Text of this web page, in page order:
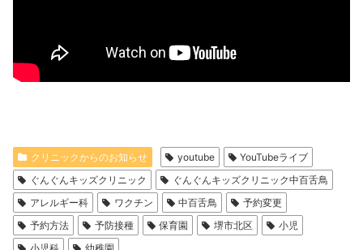
クリニックからのお知らせ youtube
YouTubeライブ
ぐんぐんキッズクリニック
ぐんぐんキッズクリニック中百舌鳥
アレルギー科
ワクチン 中百舌鳥
予約変更
予約方法
予防接種 保育園 堺市北区
小児